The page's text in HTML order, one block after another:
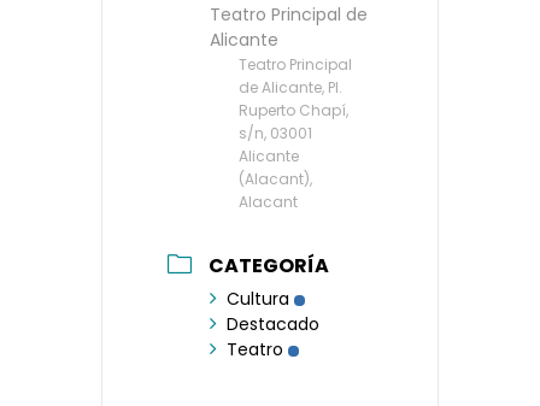
Teatro Principal de
Alicante
Teatro Principal
de Alicante, Pl.
Ruperto Chapí,
s/n, 03001
Alicante
(Alacant),
Alacant
CATEGORÍA
Cultura
Destacado
Teatro